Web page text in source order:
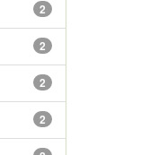
2
2
2
2